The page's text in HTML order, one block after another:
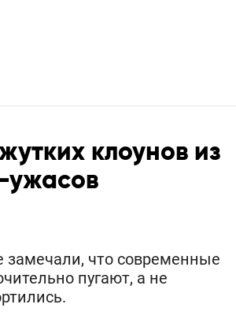
клоунов из
ужасов
замечали, что современные
пугают, а не